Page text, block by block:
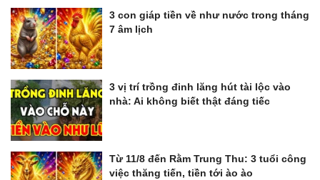
3 con giáp tiền về như nước trong tháng
7 âm lịch
3 vị trí trồng đinh lăng hút tài lộc vào
nhà: Ai không biết thật đáng tiếc
Từ 11/8 đến Rằm Trung Thu: 3 tuổi công
việc thăng tiến, tiền tới ào ào